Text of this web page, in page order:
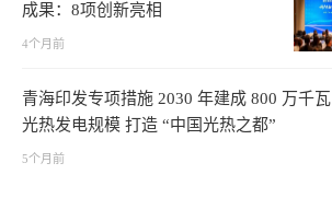
成果：8项创新亮相
4个月前
青海印发专项措施 2030 年建成 800 万千瓦
光热发电规模 打造 “中国光热之都”
5个月前